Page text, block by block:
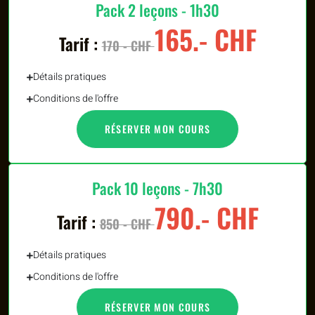
Pack 2 leçons - 1h30
Tarif :170 - CHF165.- CHF
Détails pratiques
Conditions de l'offre
RÉSERVER MON COURS
Pack 10 leçons - 7h30
Tarif :850 - CHF790.- CHF
Détails pratiques
Conditions de l'offre
RÉSERVER MON COURS